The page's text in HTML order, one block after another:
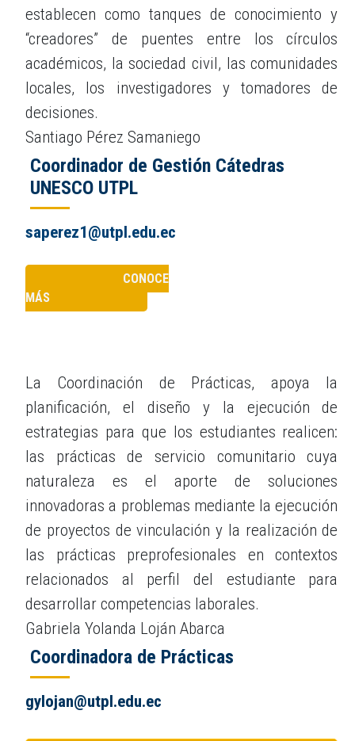
establecen como tanques de conocimiento y
“creadores” de puentes entre los círculos
académicos, la sociedad civil, las comunidades
locales, los investigadores y tomadores de
decisiones.
Santiago Pérez Samaniego
Coordinador de Gestión Cátedras
UNESCO UTPL
saperez1@utpl.edu.ec
CONOCE
MÁS
La Coordinación de Prácticas, apoya la
planificación, el diseño y la ejecución de
estrategias para que los estudiantes realicen:
las prácticas de servicio comunitario cuya
naturaleza es el aporte de soluciones
innovadoras a problemas mediante la ejecución
de proyectos de vinculación y la realización de
las prácticas preprofesionales en contextos
relacionados al perfil del estudiante para
desarrollar competencias laborales.
Gabriela Yolanda Loján Abarca
Coordinadora de Prácticas
gylojan@utpl.edu.ec